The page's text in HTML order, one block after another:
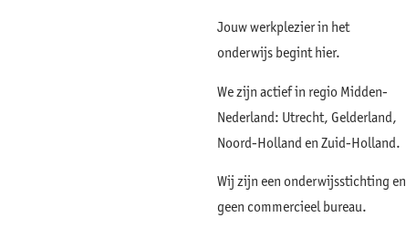
Jouw werkplezier in het
onderwijs begint hier.
We zijn actief in regio Midden-
Nederland: Utrecht, Gelderland,
Noord-Holland en Zuid-Holland.
Wij zijn een onderwijsstichting en
geen commercieel bureau.